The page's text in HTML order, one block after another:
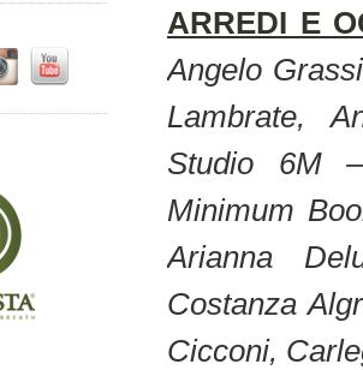
ARREDI E
Angelo
Lambrate,
Studio 6M
Minimum
Arianna
Costanza
Cicconi,